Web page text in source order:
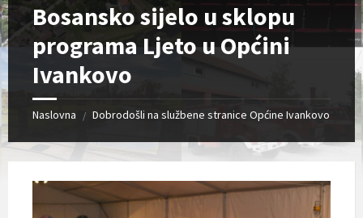
Bosansko sijelo u sklopu
programa Ljeto u Općini
Ivankovo
Naslovna / Dobrodošli na službene stranice Općine Ivankovo